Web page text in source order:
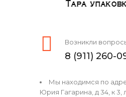
Возникли
8 (911) 260-
Мы находимся по
Юрия Гагарина, д 34, к 3,